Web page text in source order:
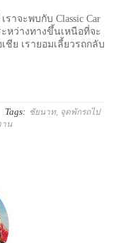
าจะพบกับ Classic Car
หว่างทางขึ้นเหนือที่จะ
ย เรายอมเลี้ยวรถกลับ
Tags: ชัยนาท, จุดพักรถไป
าน